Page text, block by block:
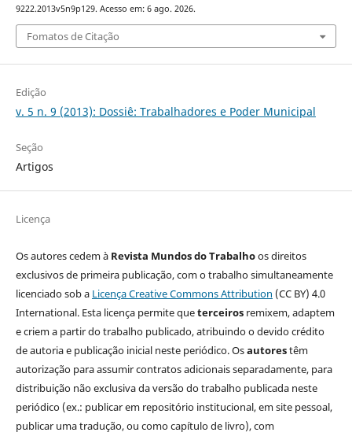
9222.2013v5n9p129. Acesso em: 6 ago. 2026.
Fomatos de Citação
Edição
v. 5 n. 9 (2013): Dossiê: Trabalhadores e Poder Municipal
Seção
Artigos
Licença
Os autores cedem à Revista Mundos do Trabalhoos direitos
exclusivos de primeira publicação, com o trabalho simultaneamente
licenciado sob a Licença Creative Commons Attribution (CC BY) 4.0
International. Esta licença permite queterceirosremixem, adaptem
e criem a partir do trabalho publicado, atribuindo o devido crédito
de autoria e publicação inicial neste periódico. Osautorestêm
autorização para assumir contratos adicionais separadamente, para
distribuição não exclusiva da versão do trabalho publicada neste
periódico (ex.: publicar em repositório institucional, em site pessoal,
publicar uma tradução, ou como capítulo de livro), com